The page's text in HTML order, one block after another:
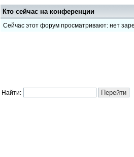
Кто сейчас на конференции
Сейчас этот форум просматривают: нет
Найти: